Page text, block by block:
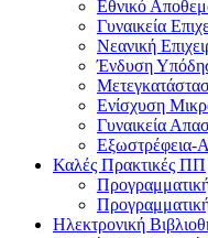
Εθνικό
Γυναικεία
Νεανική
Ένδυση
Ενίσχυση
Γυναικεία
Εξωστρέφεια-
Καλές Πρακτικές ΠΠ
Ηλεκτρονική